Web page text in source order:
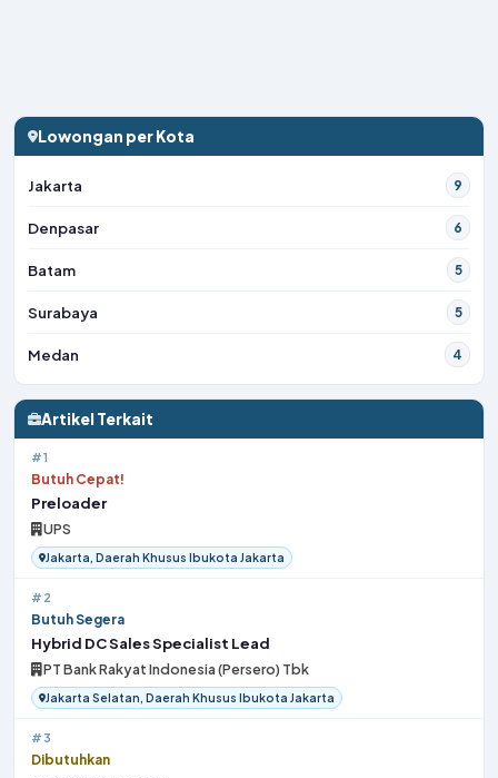
Lowongan per Kota
Jakarta 9
Denpasar 6
Batam 5
Surabaya 5
Medan 4
Artikel Terkait
#1
Butuh Cepat!
Preloader
UPS
Jakarta, Daerah Khusus Ibukota Jakarta
#2
Butuh Segera
Hybrid DC Sales Specialist Lead
PT Bank Rakyat Indonesia (Persero) Tbk
Jakarta Selatan, Daerah Khusus Ibukota Jakarta
#3
Dibutuhkan